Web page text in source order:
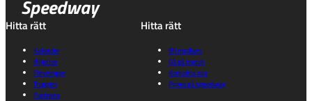
Speedway
Hitta rätt
Kalender
Biljetter
Föreningen
Truppen
Partners
Hitta rätt
Bli medlem
Gå på match
Kontakta oss
Prova på speedway